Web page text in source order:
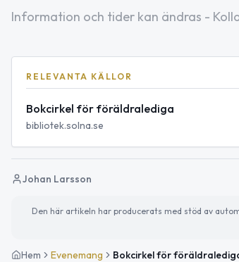
Information och tider kan ändras -
RELEVANTA KÄLLOR
Bokcirkel för föräldralediga
bibliotek.solna.se
Johan Larsson
Den här artikeln har producerats med stöd av
Hem Evenemang Bokcirkel för